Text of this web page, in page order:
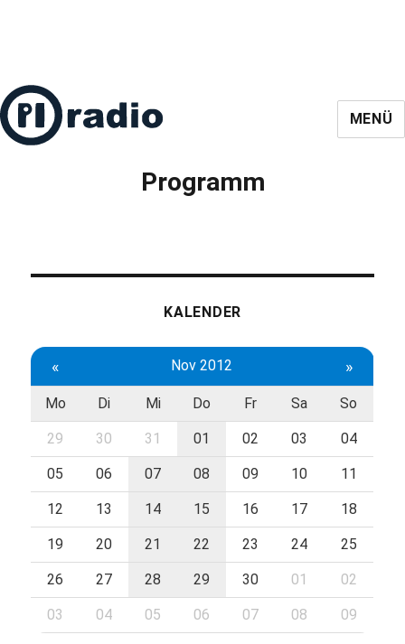
MENÜ
Programm
KALENDER
« Nov 2012 »
Mo Di Mi Do Fr Sa So
29 30 31 01 02 03 04
05 06 07 08 09 10 11
12 13 14 15 16 17 18
19 20 21 22 23 24 25
26 27 28 29 30 01 02
03 04 05 06 07 08 09